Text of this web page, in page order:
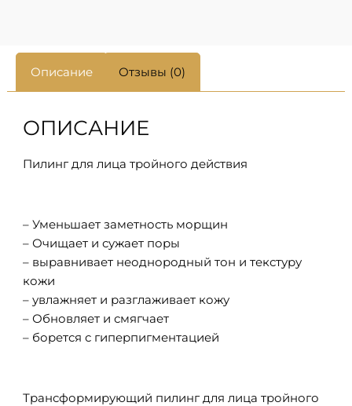
Описание Отзывы (0)
ОПИСАНИЕ
Пилинг для лица тройного действия
– Уменьшает заметность морщин
– Очищает и сужает поры
– выравнивает неоднородный тон и текстуру
кожи
– увлажняет и разглаживает кожу
– Обновляет и смягчает
– борется с гиперпигментацией
Трансформирующий пилинг для лица тройного